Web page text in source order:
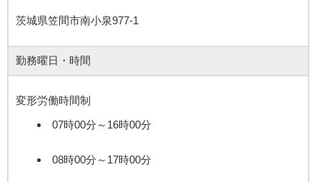
茨城県笠間市南小泉977-1
勤務曜日・時間
変形労働時間制
07時00分～16時00分
08時00分～17時00分